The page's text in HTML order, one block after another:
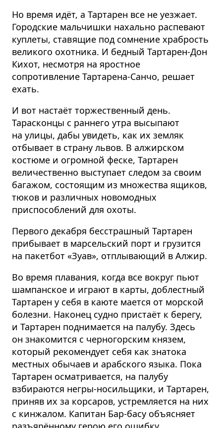
Но время идёт, а Тартарен все не уезжает.
Городские мальчишки нахально распевают
куплеты, ставящие под сомнение храбрость
великого охотника. И бедный Тартарен-Дон
Кихот, несмотря на яростное
сопротивление Тартарена-Санчо, решает
ехать.
И вот настаёт торжественный день.
Тарасконцы с раннего утра высыпают
на улицы, дабы увидеть, как их земляк
отбывает в страну львов. В алжирском
костюме и огромной феске, Тартарен
величественно выступает следом за своим
багажом, состоящим из множества ящиков,
тюков и различных новомодных
приспособлений для охоты.
Первого декабря бесстрашный Тартарен
прибывает в марсельский порт и грузится
на пакетбот «Зуав», отплывающий в Алжир.
Во время плавания, когда все вокруг пьют
шампанское и играют в карты, доблестный
Тартарен у себя в каюте мается от морской
болезни. Наконец судно пристаёт к берегу,
и Тартарен поднимается на палубу. Здесь
он знакомится с черногорским князем,
который рекомендует себя как знатока
местных обычаев и арабского языка. Пока
Тартарен осматривается, на палубу
взбираются негры-носильщики, и Тартарен,
приняв их за корсаров, устремляется на них
с кинжалом. Капитан Бар-басу объясняет